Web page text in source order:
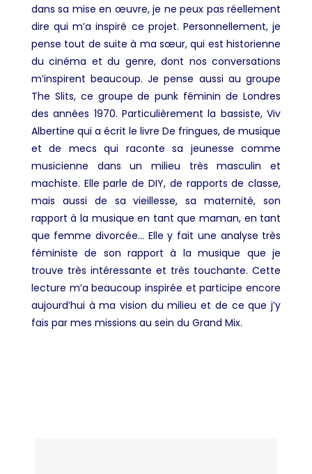
dans sa mise en œuvre, je ne peux pas réellement
dire qui m’a inspiré ce projet. Personnellement, je
pense tout de suite à ma sœur, qui est historienne
du cinéma et du genre, dont nos conversations
m’inspirent beaucoup. Je pense aussi au groupe
The Slits, ce groupe de punk féminin de Londres
des années 1970. Particulièrement la bassiste, Viv
Albertine qui a écrit le livre De fringues, de musique
et de mecs qui raconte sa jeunesse comme
musicienne dans un milieu très masculin et
machiste. Elle parle de DIY, de rapports de classe,
mais aussi de sa vieillesse, sa maternité, son
rapport à la musique en tant que maman, en tant
que femme divorcée… Elle y fait une analyse très
féministe de son rapport à la musique que je
trouve très intéressante et très touchante. Cette
lecture m’a beaucoup inspirée et participe encore
aujourd’hui à ma vision du milieu et de ce que j’y
fais par mes missions au sein du Grand Mix.